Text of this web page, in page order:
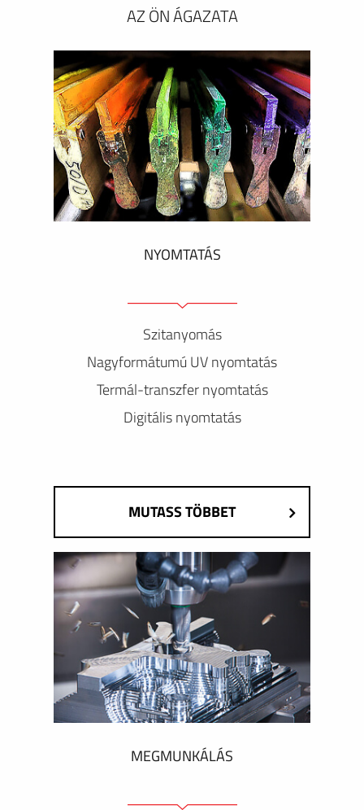
AZ ÖN ÁGAZATA
NYOMTATÁS
Szitanyomás
Nagyformátumú UV nyomtatás
Termál-transzfer nyomtatás
Digitális nyomtatás
MUTASS TÖBBET
MEGMUNKÁLÁS